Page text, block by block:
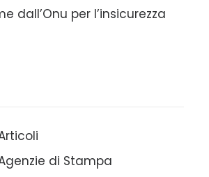
dall’Onu per l’insicurezza
di Stampa